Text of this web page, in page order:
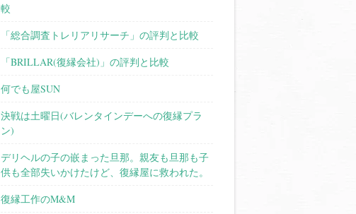
較
「総合調査トレリアリサーチ」の評判と比較
「BRILLAR(復縁会社)」の評判と比較
何でも屋SUN
決戦は土曜日(バレンタインデーへの復縁プラ
ン)
デリヘルの子の嵌まった旦那。親友も旦那も子
供も全部失いかけたけど、復縁屋に救われた。
復縁工作のM&M